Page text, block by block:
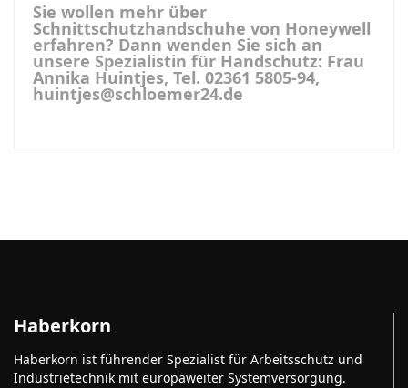
Sie wollen mehr über
Schnittschutzhandschuhe von Honeywell
erfahren? Dann wenden Sie sich an
unsere Spezialistin für Handschutz: Frau
Annika Huintjes, Tel. 02361 5805-94,
huintjes@schloemer24.de
Haberkorn
Haberkorn ist führender Spezialist für Arbeitsschutz und
Industrietechnik mit europaweiter Systemversorgung.